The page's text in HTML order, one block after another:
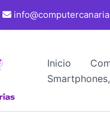
Inicio